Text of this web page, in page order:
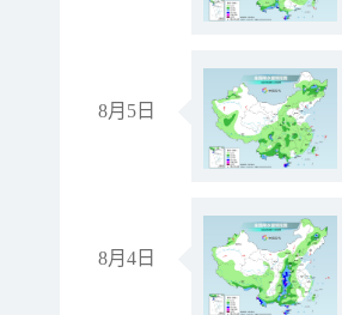
8月5日
8月4日